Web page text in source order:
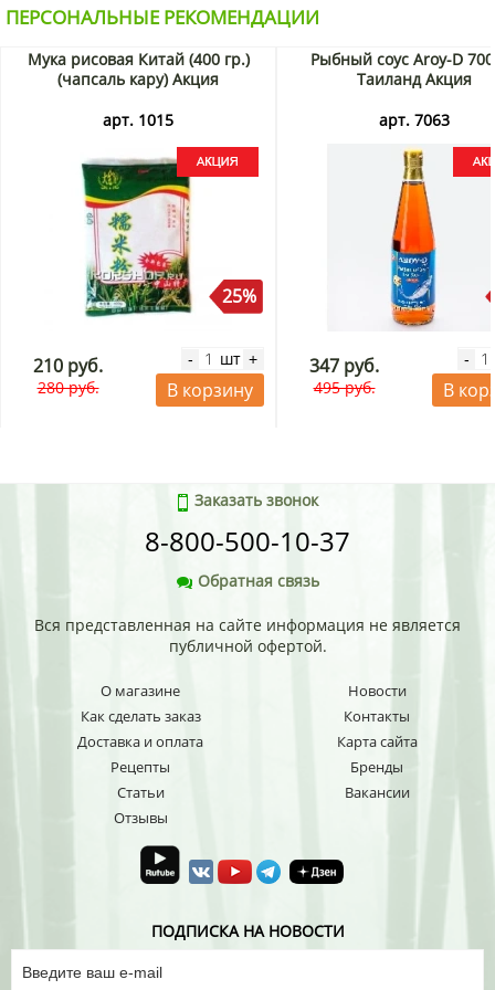
нужно пообедать вне дома, а также в условиях нехватки
времени или сил вечером, когда не хочется готовить ужин
после трудового дня.
Купить пшеничную лапшу б/п со вкусом креветки и чили
по Москве и Санкт-Петербургу, а также по России почтой
ПЕРСОНАЛЬНЫЕ РЕКОМЕНДАЦИИ
Мука рисовая Китай (400 гр.)
(чапсаль кару) Акция
арт. 1015
25%
210 руб.
280 руб.
- шт +
В корзину
Рыбный соус Aroy-D
Таиланд Акция
арт. 7063
347 руб.
495 руб.
-
В
Заказать звонок
8-800-500-10-37
Обратная связь
Вся представленная на сайте информация не является
публичной офертой.
О магазине
Как сделать заказ
Доставка и оплата
Рецепты
Статьи
Отзывы
Новости
Контакты
Карта сайта
Бренды
Вакансии
ПОДПИСКА НА НОВОСТИ